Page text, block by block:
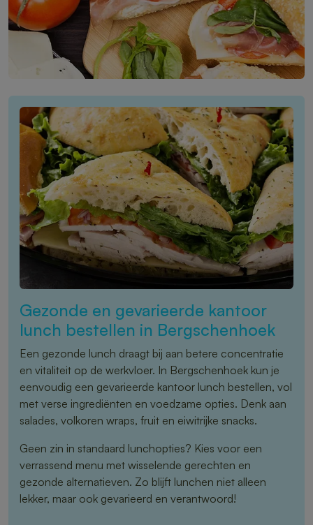
Gezonde en gevarieerde kantoor
lunch bestellen in Bergschenhoek
Een gezonde lunch draagt bij aan betere concentratie
en vitaliteit op de werkvloer. In Bergschenhoek kun je
eenvoudig een gevarieerde kantoor lunch bestellen, vol
met verse ingrediënten en voedzame opties. Denk aan
salades, volkoren wraps, fruit en eiwitrijke snacks.
Geen zin in standaard lunchopties? Kies voor een
verrassend menu met wisselende gerechten en
gezonde alternatieven. Zo blijft lunchen niet alleen
lekker, maar ook gevarieerd en verantwoord!